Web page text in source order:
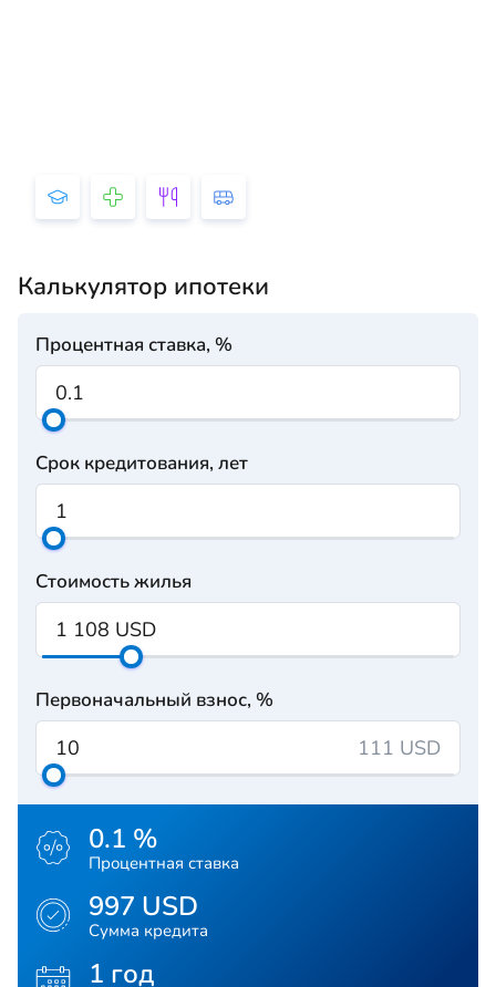
Калькулятор ипотеки
Процентная ставка, %
Срок кредитования, лет
Стоимость жилья
Первоначальный взнос, %
111 USD
0.1 %
Процентная ставка
997 USD
Сумма кредита
1 год